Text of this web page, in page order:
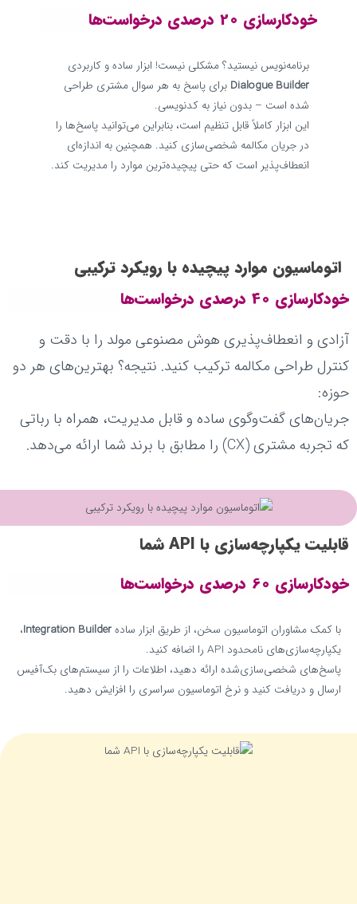
خودکارسازی 20 درصدی درخواست‌ها
برنامه‌نویس نیستید؟ مشکلی نیست! ابزار ساده و کاربردی
Dialogue Builder برای پاسخ به هر سوال مشتری طراحی
شده است – بدون نیاز به کدنویسی.
این ابزار کاملاً قابل تنظیم است، بنابراین می‌توانید پاسخ‌ها را
در جریان مکالمه شخصی‌سازی کنید. همچنین به اندازه‌ای
انعطاف‌پذیر است که حتی پیچیده‌ترین موارد را مدیریت کند.
اتوماسیون موارد پیچیده با رویکرد ترکیبی
خودکارسازی 40 درصدی درخواست‌ها
آزادی و انعطاف‌پذیری هوش مصنوعی مولد را با دقت و
کنترل طراحی مکالمه ترکیب کنید. نتیجه؟ بهترین‌های هر دو
حوزه:
جریان‌های گفت‌وگوی ساده و قابل مدیریت، همراه با رباتی
که تجربه مشتری (CX) را مطابق با برند شما ارائه می‌دهد.
قابلیت یکپارچه‌سازی با API شما
خودکارسازی 60 درصدی درخواست‌ها
با کمک مشاوران اتوماسیون سخن، از طریق ابزار سادهIntegration Builder،
یکپارچه‌سازی‌های نامحدود API را اضافه کنید.
پاسخ‌های شخصی‌سازی‌شده ارائه دهید، اطلاعات را از سیستم‌های بک‌آفیس
ارسال و دریافت کنید و نرخ اتوماسیون سراسری را افزایش دهید.